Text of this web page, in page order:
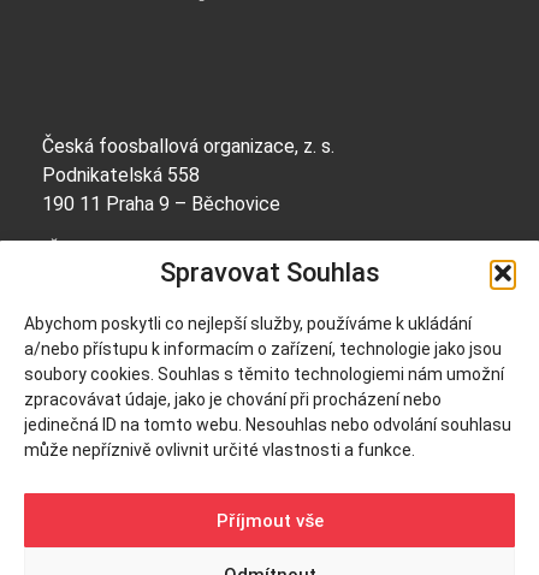
Spravovat Souhlas
Abychom poskytli co nejlepší služby, používáme k ukládání
a/nebo přístupu k informacím o zařízení, technologie jako jsou
soubory cookies. Souhlas s těmito technologiemi nám umožní
zpracovávat údaje, jako je chování při procházení nebo
jedinečná ID na tomto webu. Nesouhlas nebo odvolání souhlasu
může nepříznivě ovlivnit určité vlastnosti a funkce.
Příjmout vše
Česká foosballová organizace, z. s.
Podnikatelská 558
190 11 Praha 9 – Běchovice
2600284501/2010
info@cfo.cz
+420 604 252 314